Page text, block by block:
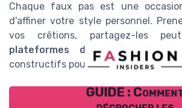
Chaque faux pas est une
d'affiner votre style personnel.
vos crêtions, partagez-les
plateformes de mode , et
constructifs pour évoluer.
GUIDE :